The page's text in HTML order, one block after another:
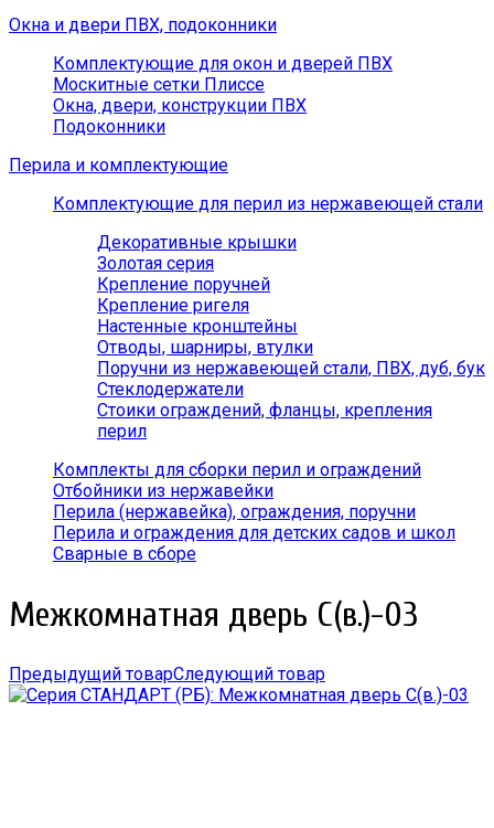
Окна и двери ПВХ, подоконники
Комплектующие для окон и дверей ПВХ
Москитные сетки Плиссе
Окна, двери, конструкции ПВХ
Подоконники
Перила и комплектующие
Комплектующие для перил из нержавеющей стали
Декоративные крышки
Золотая серия
Крепление поручней
Крепление ригеля
Настенные кронштейны
Отводы, шарниры, втулки
Поручни из нержавеющей стали, ПВХ, дуб, бук
Стеклодержатели
Стоики ограждений, фланцы, крепления
перил
Комплекты для сборки перил и ограждений
Отбойники из нержавейки
Перила (нержавейка), ограждения, поручни
Перила и ограждения для детских садов и школ
Сварные в сборе
Межкомнатная дверь С(в.)-03
Предыдущий товарСледующий товар